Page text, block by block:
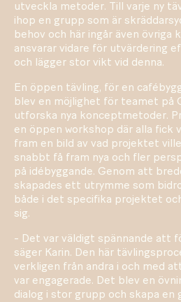
utveckla metoder. Till varje ny
ihop en grupp som är
behov och här ingår även övriga
ansvarar vidare för utvärdering
och lägger stor vikt vid denna.
En öppen tävling, för en
blev en möjlighet för teamet
utforska nya konceptmetoder.
en öppen workshop där alla fick
fram en bild av vad projektet
snabbt få fram nya och fler
på idébyggande. Genom att
skapades ett utrymme som
både i det specifika projektet
sig.
- Det var väldigt spännande att
säger Karin. Den här
verkligen från andra i och med
var engagerade. Det blev en
dialog i stor grupp och skapa en